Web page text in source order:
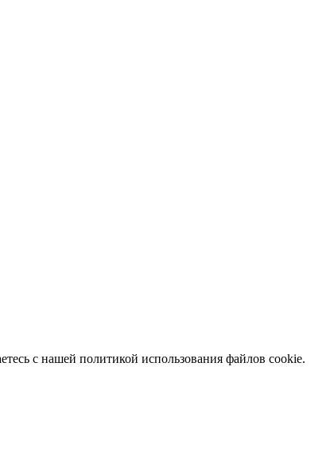
с нашей политикой использования файлов cookie.